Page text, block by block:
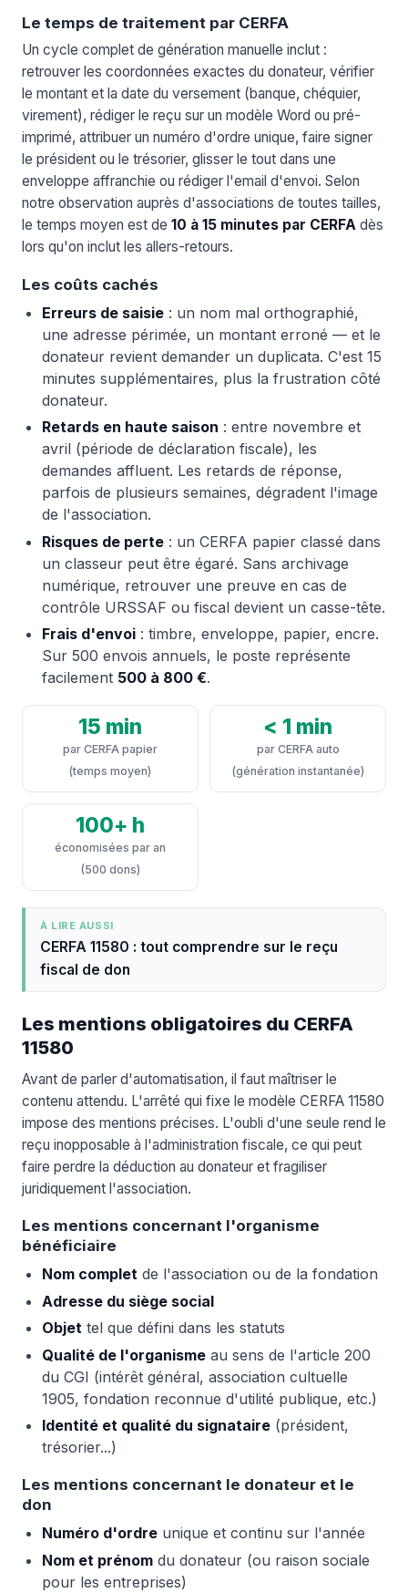
Le temps de traitement par CERFA
Un cycle complet de génération manuelle inclut :
retrouver les coordonnées exactes du donateur, vérifier
le montant et la date du versement (banque, chéquier,
virement), rédiger le reçu sur un modèle Word ou pré-
imprimé, attribuer un numéro d'ordre unique, faire signer
le président ou le trésorier, glisser le tout dans une
enveloppe affranchie ou rédiger l'email d'envoi. Selon
notre observation auprès d'associations de toutes tailles,
le temps moyen est de 10 à 15 minutes par CERFA dès
lors qu'on inclut les allers-retours.
Les coûts cachés
Erreurs de saisie : un nom mal orthographié,
une adresse périmée, un montant erroné — et le
donateur revient demander un duplicata. C'est 15
minutes supplémentaires, plus la frustration côté
donateur.
Retards en haute saison : entre novembre et
avril (période de déclaration fiscale), les
demandes affluent. Les retards de réponse,
parfois de plusieurs semaines, dégradent l'image
de l'association.
Risques de perte : un CERFA papier classé dans
un classeur peut être égaré. Sans archivage
numérique, retrouver une preuve en cas de
contrôle URSSAF ou fiscal devient un casse-tête.
Frais d'envoi : timbre, enveloppe, papier, encre.
Sur 500 envois annuels, le poste représente
facilement 500 à 800 €.
15 min
par CERFA papier
(temps moyen)
< 1 min
par CERFA auto
(génération instantanée)
100+ h
économisées par an
(500 dons)
À LIRE AUSSI
CERFA 11580 : tout comprendre sur le reçu
fiscal de don
Les mentions obligatoires du CERFA
11580
Avant de parler d'automatisation, il faut maîtriser le
contenu attendu. L'arrêté qui fixe le modèle CERFA 11580
impose des mentions précises. L'oubli d'une seule rend le
reçu inopposable à l'administration fiscale, ce qui peut
faire perdre la déduction au donateur et fragiliser
juridiquement l'association.
Les mentions concernant l'organisme
bénéficiaire
Nom complet de l'association ou de la fondation
Adresse du siège social
Objet tel que défini dans les statuts
Qualité de l'organisme au sens de l'article 200
du CGI (intérêt général, association cultuelle
1905, fondation reconnue d'utilité publique, etc.)
Identité et qualité du signataire (président,
trésorier...)
Les mentions concernant le donateur et le
don
Numéro d'ordre unique et continu sur l'année
Nom et prénom du donateur (ou raison sociale
pour les entreprises)